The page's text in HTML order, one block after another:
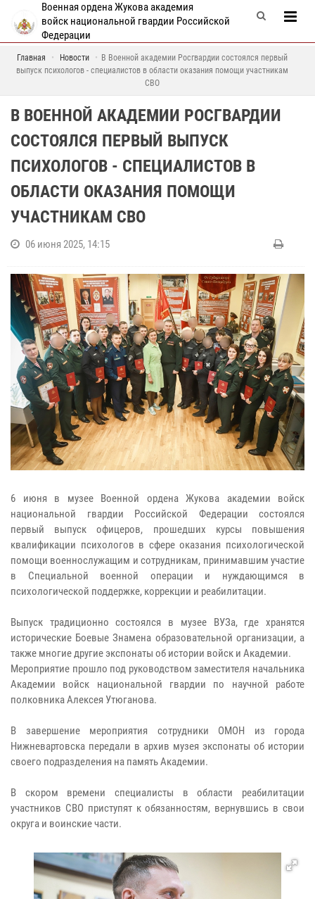
Военная ордена Жукова академия
войск национальной гвардии Российской
Федерации
Главная Новости
В Военной академии Росгвардии состоялся первый
выпуск психологов - специалистов в области оказания помощи участникам
СВО
В ВОЕННОЙ АКАДЕМИИ РОСГВАРДИИ
СОСТОЯЛСЯ ПЕРВЫЙ ВЫПУСК
ПСИХОЛОГОВ - СПЕЦИАЛИСТОВ В
ОБЛАСТИ ОКАЗАНИЯ ПОМОЩИ
УЧАСТНИКАМ СВО
06 июня 2025, 14:15
6 июня в музее Военной ордена Жукова академии войск
национальной гвардии Российской Федерации состоялся
первый выпуск офицеров, прошедших курсы повышения
квалификации психологов в сфере оказания психологической
помощи военнослужащим и сотрудникам, принимавшим участие
в Специальной военной операции и нуждающимся в
психологической поддержке, коррекции и реабилитации.
Выпуск традиционно состоялся в музее ВУЗа, где хранятся
исторические Боевые Знамена образовательной организации, а
также многие другие экспонаты об истории войск и Академии.
Мероприятие прошло под руководством заместителя начальника
Академии войск национальной гвардии по научной работе
полковника Алексея Утюганова.
В завершение мероприятия сотрудники ОМОН из города
Нижневартовска передали в архив музея экспонаты об истории
своего подразделения на память Академии.
В скором времени специалисты в области реабилитации
участников СВО приступят к обязанностям, вернувшись в свои
округа и воинские части.